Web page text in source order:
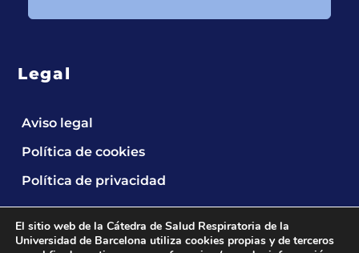
Legal
Aviso legal
Política de cookies
Política de privacidad
El sitio web de la Cátedra de Salud Respiratoria de la
Universidad de Barcelona utiliza cookies propias y de terceros
Publicaciones